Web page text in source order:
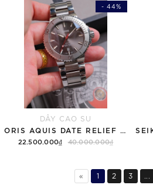
- 44%
DÂY CAO SU
22.500.000₫ 40.000.000₫
« 1 2 3